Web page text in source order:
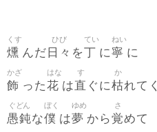
燻
くす
んだ 日々
ひび
を丁
てい
に寧
ねい
に
飾
かざ
った花
はな
は直
す
ぐに枯
か
れてく
愚鈍
ぐどん
な僕
ぼく
は夢
ゆめ
から覚
さ
めて